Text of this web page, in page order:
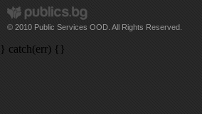
© 2010 Public Services OOD. All Rights Reserved.
} catch(err) {}